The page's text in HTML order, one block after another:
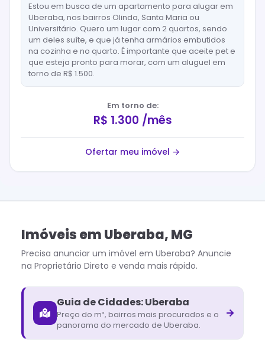
Estou em busca de um apartamento para alugar em
Uberaba, nos bairros Olinda, Santa Maria ou
Universitário. Quero um lugar com 2 quartos, sendo
um deles suíte, e que já tenha armários embutidos
na cozinha e no quarto. É importante que aceite pet e
que esteja pronto para morar, com um aluguel em
torno de R$ 1.500.
Em torno de:
R$ 1.300 /mês
Ofertar meu imóvel →
ImóveisemUberaba,MG
Precisa anunciar um imóvel em Uberaba? Anuncie
na Proprietário Direto e venda mais rápido.
Guia de Cidades:Uberaba
Preço do m², bairros mais procurados e o
panorama do mercado de Uberaba.